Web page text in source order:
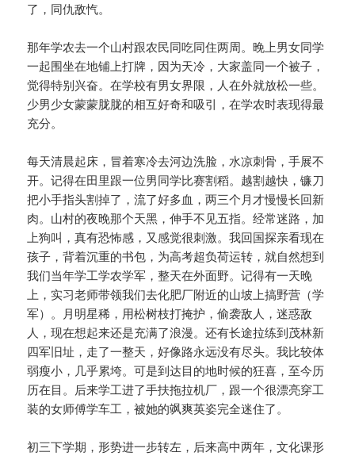
了，同仇敌忾。
那年学农去一个山村跟农民同吃同住两周。晚上男女同学
一起围坐在地铺上打牌，因为天冷，大家盖同一个被子，
觉得特别兴奋。在学校有男女界限，人在外就放松一些。
少男少女蒙蒙胧胧的相互好奇和吸引，在学农时表现得最
充分。
每天清晨起床，冒着寒冷去河边洗脸，水凉刺骨，手展不
开。记得在田里跟一位男同学比赛割稻。越割越快，镰刀
把小手指头割掉了，流了好多血，两三个月才慢慢长回新
肉。山村的夜晚那个天黑，伸手不见五指。经常迷路，加
上狗叫，真有恐怖感，又感觉很刺激。我回国探亲看现在
孩子，背着沉重的书包，为高考超负荷运转，就自然想到
我们当年学工学农学军，整天在外面野。记得有一天晚
上，实习老师带领我们去化肥厂附近的山坡上搞野营（学
军）。月明星稀，用松树枝打掩护，偷袭敌人，迷惑敌
人，现在想起来还是充满了浪漫。还有长途拉练到茂林新
四军旧址，走了一整天，好像路永远没有尽头。我比较体
弱瘦小，几乎累垮。可是到达目的地时候的狂喜，至今历
历在目。后来学工进了手扶拖拉机厂，跟一个很漂亮穿工
装的女师傅学车工，被她的飒爽英姿完全迷住了。
初三下学期，形势进一步转左，后来高中两年，文化课形